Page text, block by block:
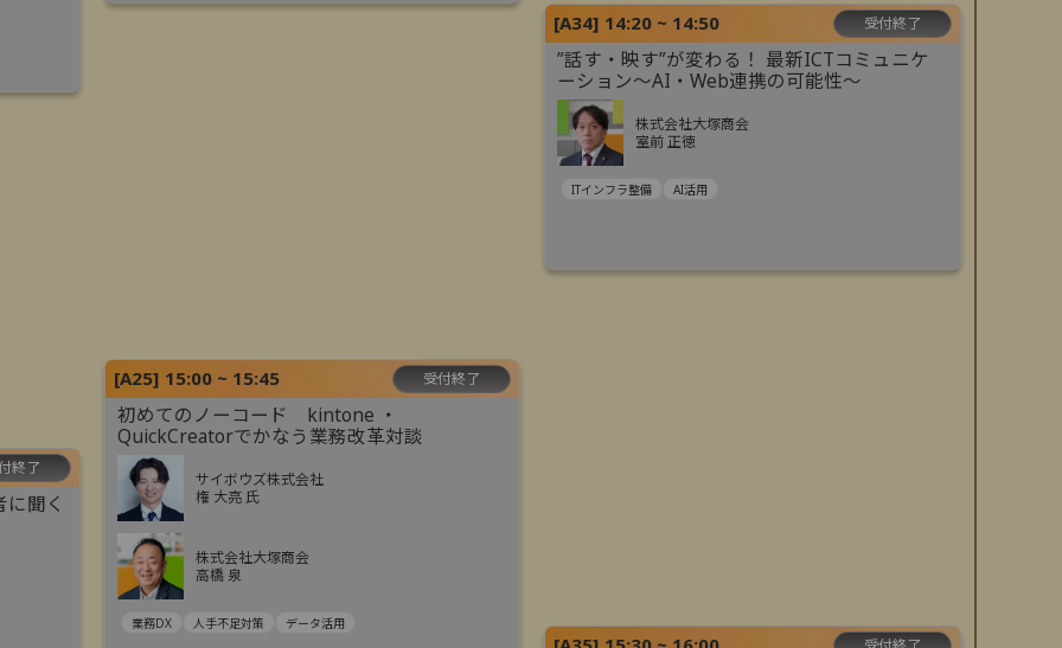
[A34] 14:20 ~ 14:50 受付終了
”話す・映す”が変わる！ 最新ICTコミュニケ
ーション～AI・Web連携の可能性～
株式会社大塚商会
室前 正徳
ITインフラ整備 AI活用
[A25] 15:00 ~ 15:45 受付終了
初めてのノーコード kintone ・
QuickCreatorでかなう業務改革対談
サイボウズ株式会社
権 大亮 氏
株式会社大塚商会
高橋 泉
業務DX 人手不足対策 データ活用
終了
聞く